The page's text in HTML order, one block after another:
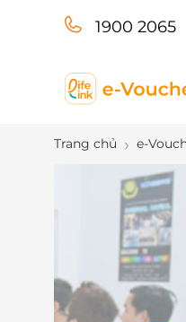
1900 2065
Trang chủ e-